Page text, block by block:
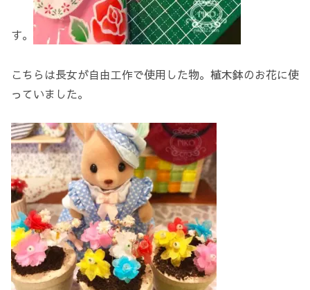
す。
こちらは長女が自由工作で使用した物。植木鉢のお花に使
っていました。